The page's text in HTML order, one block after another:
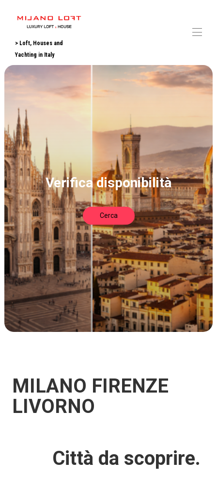
> Loft, Houses and
Yachting in Italy
Tutte le proprietà
Contattaci
Eventi, Fiere e Saloni
Verifica disponibilità
Cerca
MILANO FIRENZE
LIVORNO
Città da scoprire.